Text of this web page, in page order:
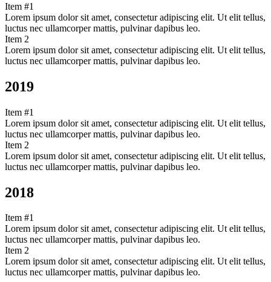
Item #1
Lorem ipsum dolor sit amet, consectetur adipiscing elit. Ut elit tellus,
luctus nec ullamcorper mattis, pulvinar dapibus leo.
Item 2
Lorem ipsum dolor sit amet, consectetur adipiscing elit. Ut elit tellus,
luctus nec ullamcorper mattis, pulvinar dapibus leo.
2019
Item #1
Lorem ipsum dolor sit amet, consectetur adipiscing elit. Ut elit tellus,
luctus nec ullamcorper mattis, pulvinar dapibus leo.
Item 2
Lorem ipsum dolor sit amet, consectetur adipiscing elit. Ut elit tellus,
luctus nec ullamcorper mattis, pulvinar dapibus leo.
2018
Item #1
Lorem ipsum dolor sit amet, consectetur adipiscing elit. Ut elit tellus,
luctus nec ullamcorper mattis, pulvinar dapibus leo.
Item 2
Lorem ipsum dolor sit amet, consectetur adipiscing elit. Ut elit tellus,
luctus nec ullamcorper mattis, pulvinar dapibus leo.